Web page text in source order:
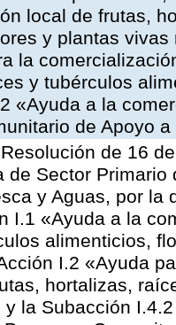
local de frutas,
y plantas
la
y tubérculos
«Ayuda a la
de Apoyo
de 16
de Sector
y Aguas, por la
I.1 «Ayuda a la
alimenticios,
I.2 «Ayuda
hortalizas,
la Subacción